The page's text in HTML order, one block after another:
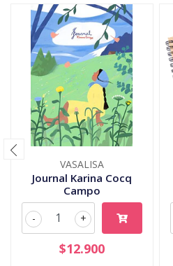
VASALISA
Journal Karina Cocq
Campo
+
-
$12.900